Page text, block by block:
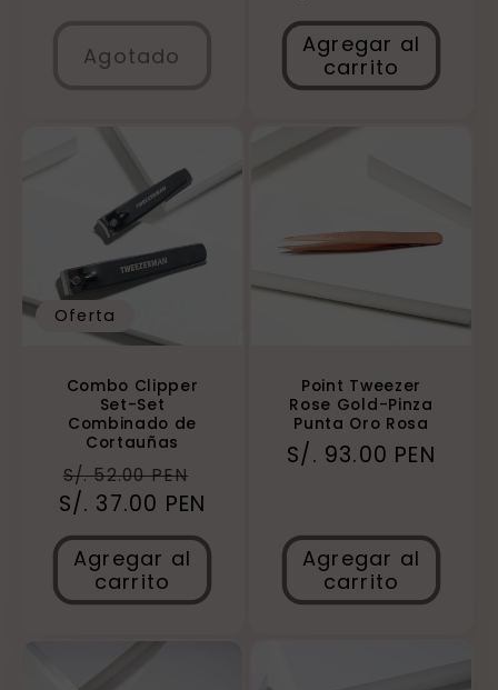
Agotado
Agregar al
carrito
Oferta
Combo Clipper
Set-Set
Combinado de
Cortauñas
Precio
habitual
S/. 52.00 PEN
de
oferta
S/. 37.00 PEN
Agregar al
carrito
Point Tweezer
Rose Gold-Pinza
Punta Oro Rosa
Precio
S/. 93.00 PEN
Agregar al
carrito